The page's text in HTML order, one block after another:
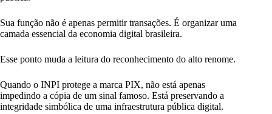
Sua função não é apenas permitir transações. É organizar uma
camada essencial da economia digital brasileira.
Esse ponto muda a leitura do reconhecimento do alto renome.
Quando o INPI protege a marca PIX, não está apenas
impedindo a cópia de um sinal famoso. Está preservando a
integridade simbólica de uma infraestrutura pública digital.